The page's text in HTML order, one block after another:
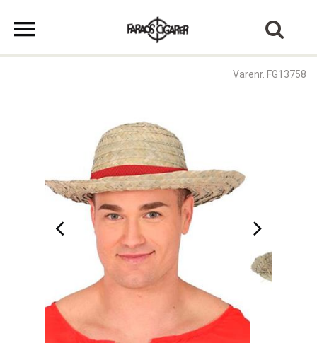
Varenr. FG13758